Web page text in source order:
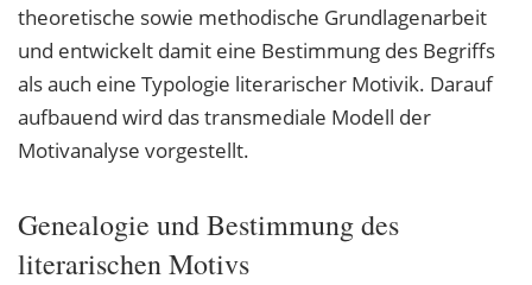
theoretische sowie methodische Grundlagenarbeit
und entwickelt damit eine Bestimmung des Begriffs
als auch eine Typologie literarischer Motivik. Darauf
aufbauend wird das transmediale Modell der
Motivanalyse vorgestellt.
Genealogie und Bestimmung des
literarischen Motivs